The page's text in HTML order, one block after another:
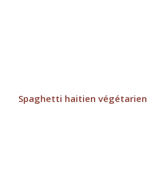
Spaghetti haitien végétarien